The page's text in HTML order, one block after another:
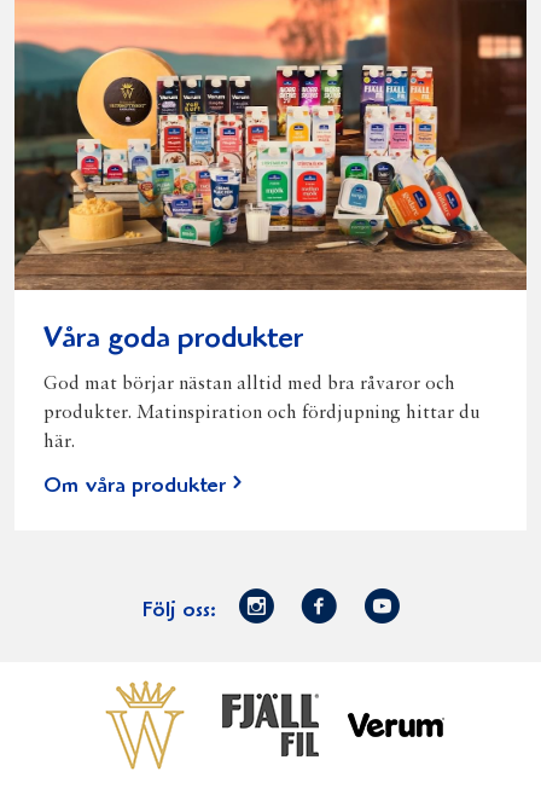
Våra goda produkter
God mat börjar nästan alltid med bra råvaror och
produkter. Matinspiration och fördjupning hittar du
här.
Om våra produkter
Följ oss:
Norrmejerier
Facebook
Youtube
Gör gott för
Norrländska
VästerbottensostFjällfil